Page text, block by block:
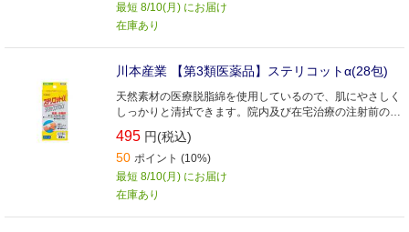
最短 8/10(月) にお届け
在庫あり
川本産業 【第3類医薬品】ステリコットα(28包)
天然素材の医療脱脂綿を使用しているので、肌にやさしく
しっかりと清拭できます。院内及び在宅治療の注射前の皮
膚消毒、手指消毒等にご使用ください。
495 円(税込)
50 ポイント (10%)
最短 8/10(月) にお届け
在庫あり